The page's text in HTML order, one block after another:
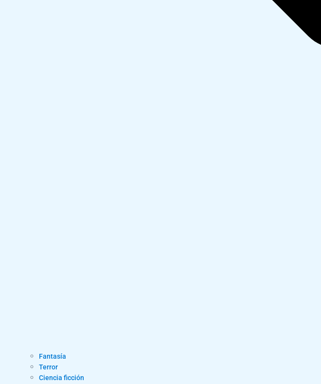
Fantasía
Terror
Ciencia ficción